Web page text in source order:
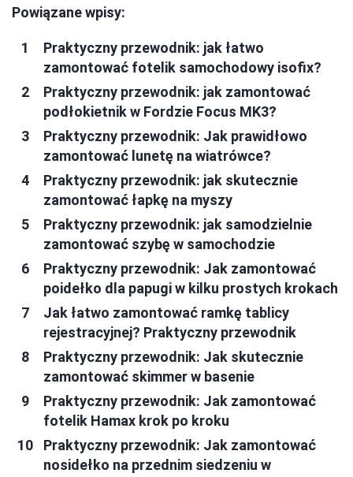
Powiązane wpisy:
Praktyczny przewodnik: jak łatwo
zamontować fotelik samochodowy isofix?
Praktyczny przewodnik: jak zamontować
podłokietnik w Fordzie Focus MK3?
Praktyczny przewodnik: Jak prawidłowo
zamontować lunetę na wiatrówce?
Praktyczny przewodnik: jak skutecznie
zamontować łapkę na myszy
Praktyczny przewodnik: jak samodzielnie
zamontować szybę w samochodzie
Praktyczny przewodnik: Jak zamontować
poidełko dla papugi w kilku prostych krokach
Jak łatwo zamontować ramkę tablicy
rejestracyjnej? Praktyczny przewodnik
Praktyczny przewodnik: Jak skutecznie
zamontować skimmer w basenie
Praktyczny przewodnik: Jak zamontować
fotelik Hamax krok po kroku
Praktyczny przewodnik: Jak zamontować
nosidełko na przednim siedzeniu w